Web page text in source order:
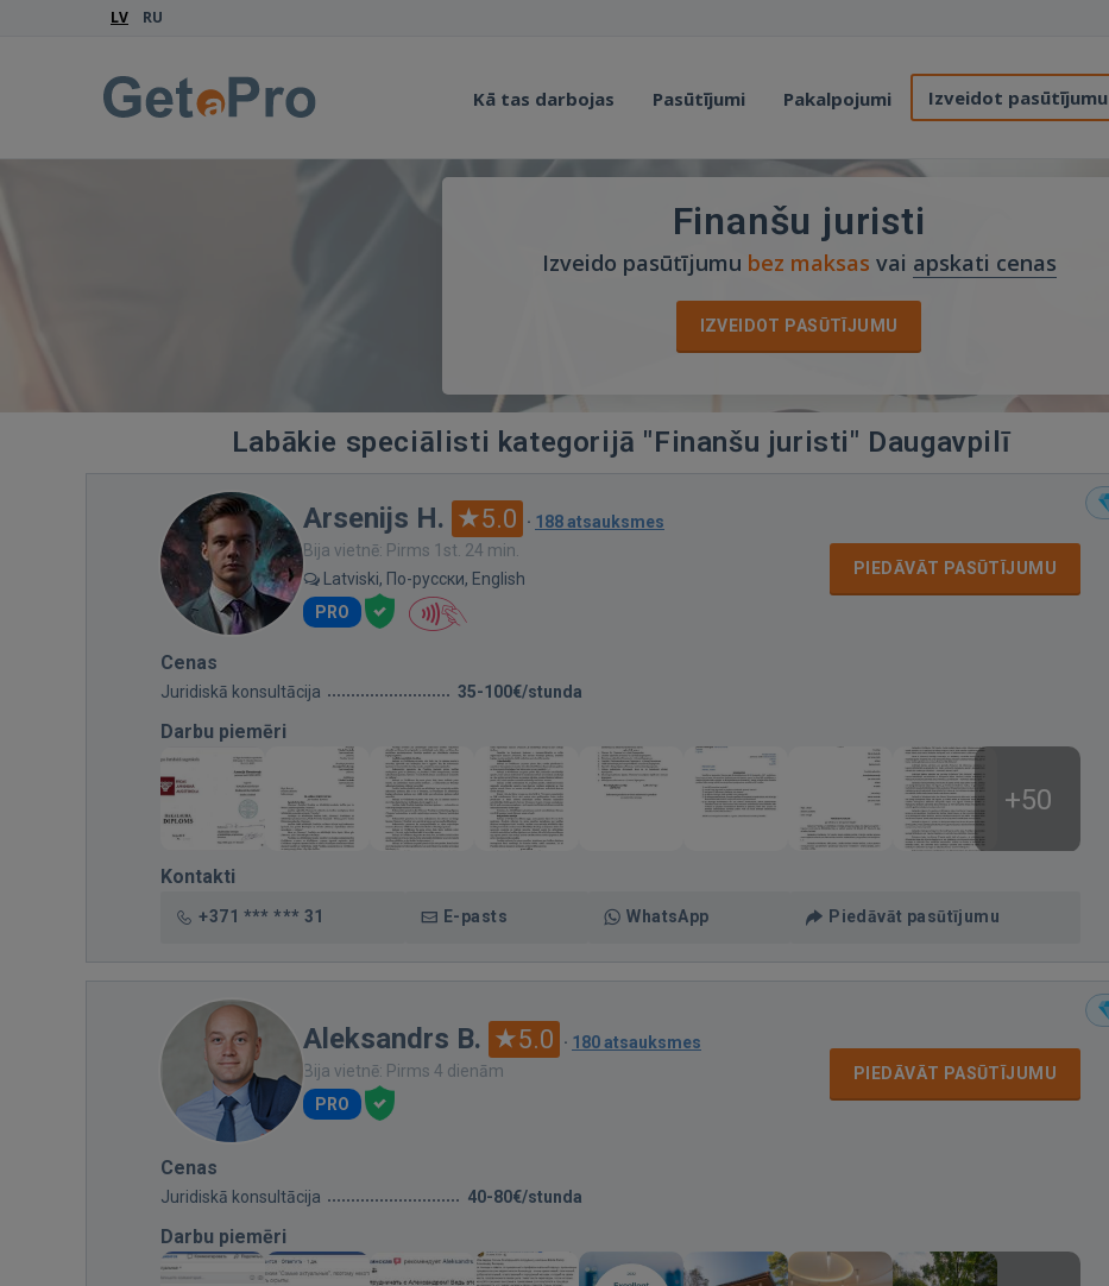
LV RU
Kā tas darbojas Pasūtījumi Pakalpojumi Izveidot pasūtījumu
Finanšu juristi
Izveido pasūtījumu bez maksas vai apskati cenas
IZVEIDOT PASŪTĪJUMU
Labākie speciālisti kategorijā "Finanšu juristi" Daugavpilī
Arsenijs H. 5.0 · 188 atsauksmes
Bija vietnē: Pirms 1st. 24 min.
Latviski, По-русски, English
PRO
PIEDĀVĀT PASŪTĪJUMU
Cenas
Juridiskā konsultācija 35-100€/stunda
Darbu piemēri
+50
Kontakti
+371 *** *** 31 E-pasts WhatsApp Piedāvāt pasūtījumu
Aleksandrs B. 5.0 · 180 atsauksmes
Bija vietnē: Pirms 4 dienām
PRO
PIEDĀVĀT PASŪTĪJUMU
Cenas
Juridiskā konsultācija 40-80€/stunda
Darbu piemēri